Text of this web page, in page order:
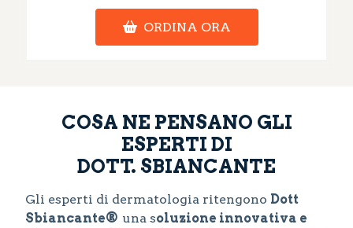
ORDINA ORA
COSA NE PENSANO GLI
ESPERTI DI
DOTT. SBIANCANTE
Gli esperti di dermatologia ritengono Dott
Sbiancante® una soluzione innovativa e